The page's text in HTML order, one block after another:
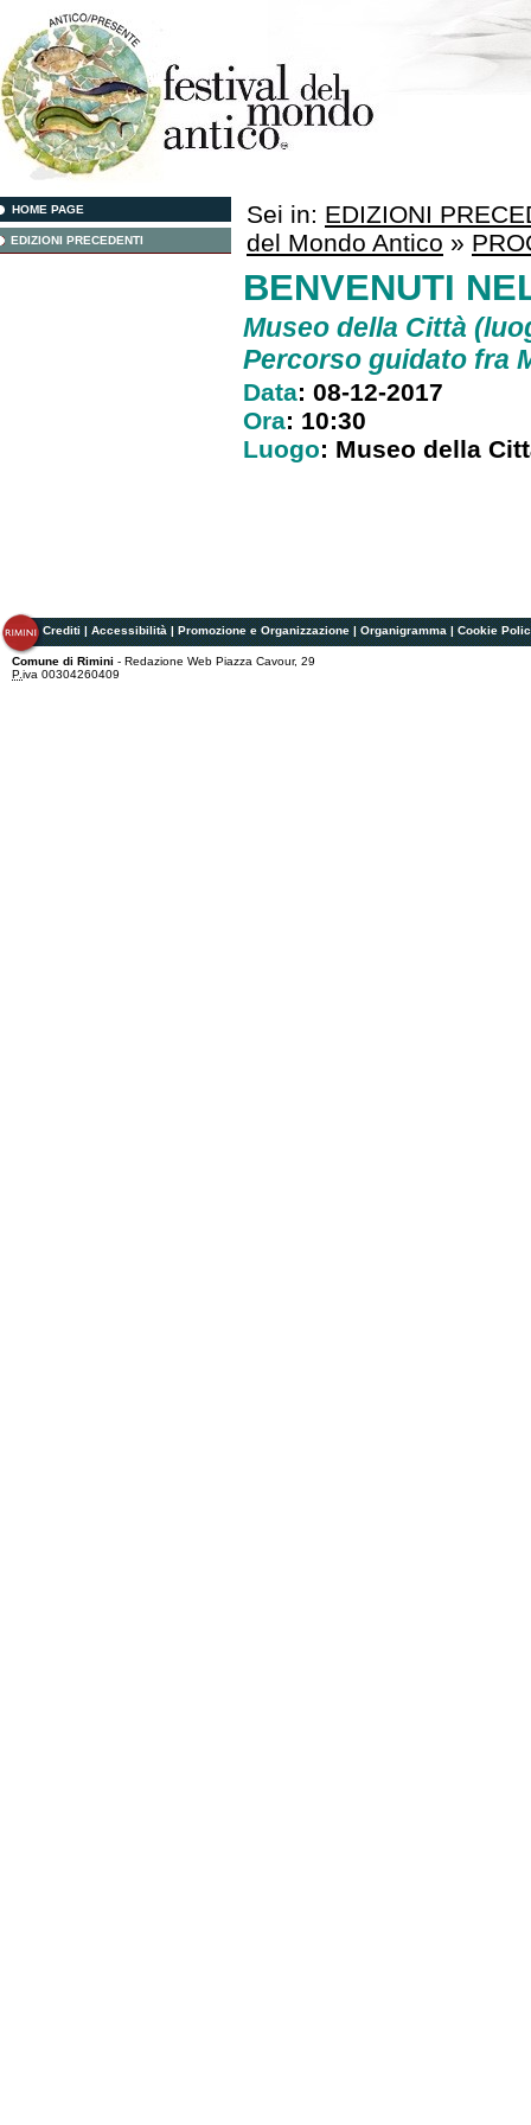
HOME PAGE
EDIZIONI PRECEDENTI
Sei in: EDIZIONI
del Mondo Antico »
BENVENUTI
Museo della Città
Percorso guidato fra
Data: 08-12-2017
Ora: 10:30
Luogo: Museo della
Crediti|Accessibilità|Promozione e Organizzazione|Organigramma|Cookie
Comune di Rimini - Redazione Web Piazza Cavour, 29
P.iva 00304260409